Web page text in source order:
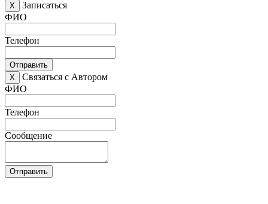
X
Записаться
ФИО
Телефон
Отправить
X
Связаться с Автором
ФИО
Телефон
Сообщение
Отправить